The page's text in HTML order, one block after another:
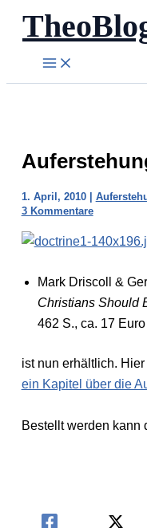
Zum
Inhalt
springen
1. April, 2010 |
3 Kommentare
Mark Driscoll &
Christians Should
462 S., ca. 17 Euro
ist nun erhältlich.
ein Kapitel über die
Bestellt werden kann